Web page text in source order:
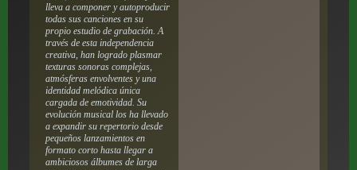
lleva a componer y autoproducir
todas sus canciones en su
propio estudio de grabación. A
través de esta independencia
creativa, han logrado plasmar
texturas sonoras complejas,
atmósferas envolventes y una
identidad melódica única
cargada de emotividad. Su
evolución musical los ha llevado
a expandir su repertorio desde
pequeños lanzamientos en
formato corto hasta llegar a
ambiciosos álbumes de larga